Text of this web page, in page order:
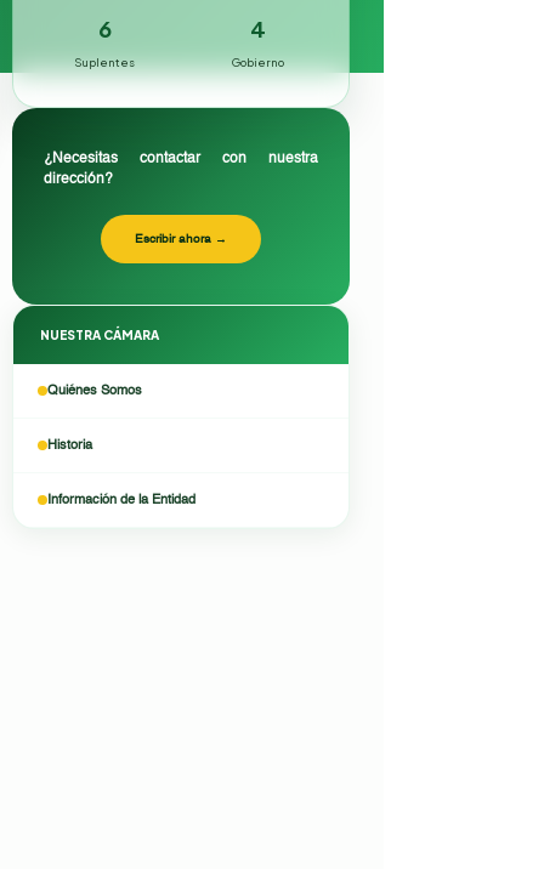
6
Suplentes
4
Gobierno
¿Necesitas contactar con nuestra
dirección?
Escribir ahora →
NUESTRA CÁMARA
Quiénes Somos
Historia
Información de la Entidad